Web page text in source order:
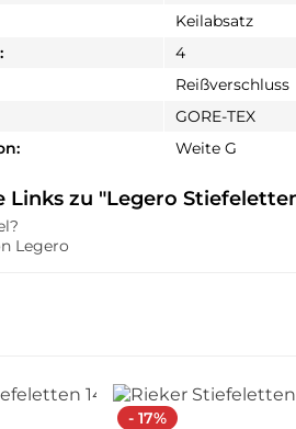
Keilabsatz
4
Reißverschluss
GORE-TEX
Weite G
zu "Legero
Legero
- 17%